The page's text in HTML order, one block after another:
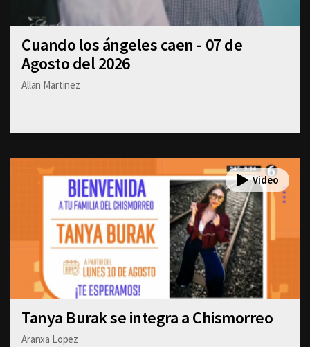
Cuando los ángeles caen - 07 de
Agosto del 2026
Allan Martinez
Tanya Burak se integra a Chismorreo
Aranxa Lopez